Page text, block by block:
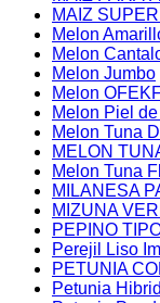
MAIZ
Melon
Melon
Melon Jumbo
Melon
Melon Piel
Melon Tuna
MELON
Melon Tuna
MILANESA
MIZUNA
PEPINO
Perejil Liso
PETUNIA
Petunia